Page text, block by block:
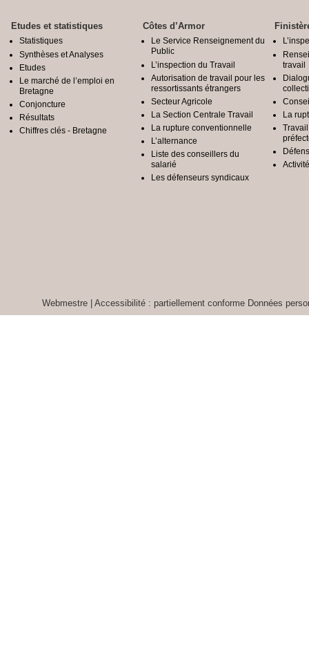
Etudes et statistiques
Statistiques
Synthèses et Analyses
Etudes
Le marché de l’emploi en
Bretagne
Conjoncture
Résultats
Chiffres clés - Bretagne
Côtes d’Armor
Le Service Renseignement du
Public
L’inspection du Travail
Autorisation de travail pour les
ressortissants étrangers
Secteur Agricole
La Section Centrale Travail
La rupture conventionnelle
L’alternance
Liste des conseillers du
salarié
Les défenseurs syndicaux
travail
La
Webmestre| Accessibilité : partiellement conforme Données